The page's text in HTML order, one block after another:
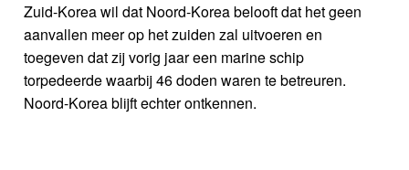
Zuid-Korea wil dat Noord-Korea belooft dat het geen
aanvallen meer op het zuiden zal uitvoeren en
toegeven dat zij vorig jaar een marine schip
torpedeerde waarbij 46 doden waren te betreuren.
Noord-Korea blijft echter ontkennen.